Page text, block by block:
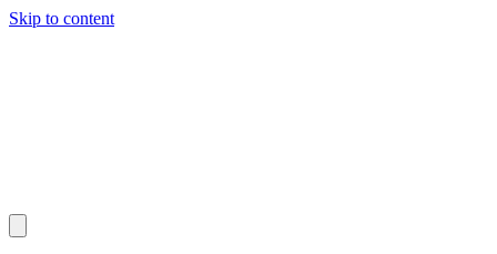
Skip to content